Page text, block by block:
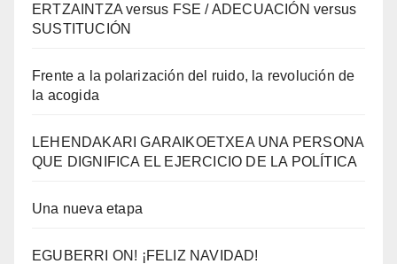
ERTZAINTZA versus FSE / ADECUACIÓN versus
SUSTITUCIÓN
Frente a la polarización del ruido, la revolución de
la acogida
LEHENDAKARI GARAIKOETXEA UNA PERSONA
QUE DIGNIFICA EL EJERCICIO DE LA POLÍTICA
Una nueva etapa
EGUBERRI ON! ¡FELIZ NAVIDAD!